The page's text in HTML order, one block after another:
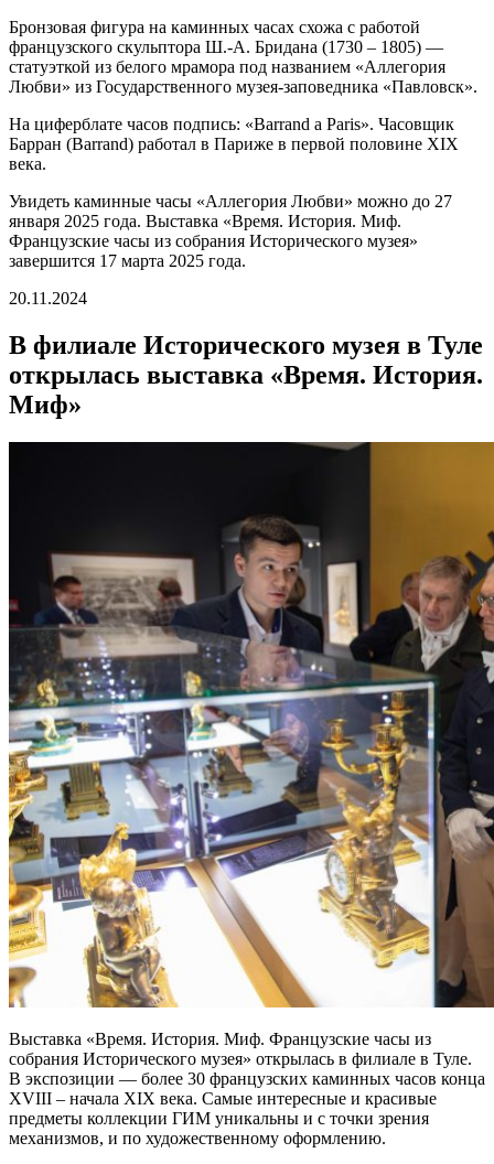
Бронзовая фигура на каминных часах схожа с работой
французского скульптора Ш.-А. Бридана (1730 – 1805) —
статуэткой из белого мрамора под названием «Аллегория
Любви» из Государственного музея-заповедника «Павловск».
На циферблате часов подпись: «Barrand a Paris». Часовщик
Барран (Barrand) работал в Париже в первой половине ХIХ
века.
Увидеть каминные часы «Аллегория Любви» можно до 27
января 2025 года. Выставка «Время. История. Миф.
Французские часы из собрания Исторического музея»
завершится 17 марта 2025 года.
20.11.2024
В филиале Исторического музея в Туле
открылась выставка «Время. История.
Миф»
Выставка «Время. История. Миф. Французские часы из
собрания Исторического музея» открылась в филиале в Туле.
В экспозиции — более 30 французских каминных часов конца
XVIII – начала XIX века. Самые интересные и красивые
предметы коллекции ГИМ уникальны и с точки зрения
механизмов, и по художественному оформлению.